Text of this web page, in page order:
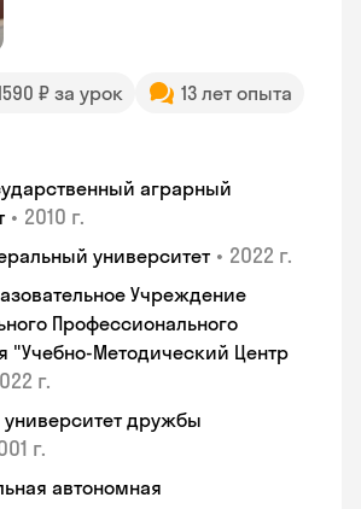
₽ за урок
13 лет опыта
аграрный
• 2010 г.
университет • 2022 г.
Учреждение
Профессионального
"Учебно-Методический Центр
г.
дружбы
г.
автономная